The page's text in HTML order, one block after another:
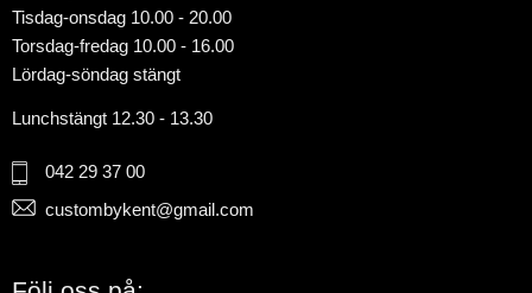
Tisdag-onsdag 10.00 - 20.00
Torsdag-fredag 10.00 - 16.00
Lördag-söndag stängt
Lunchstängt 12.30 - 13.30
042 29 37 00
custombykent@gmail.com